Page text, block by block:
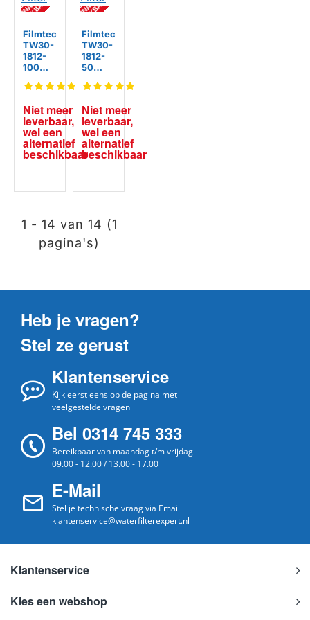
TM
RB
A
N
TIE
F
AR
Niet meer
leverbaar,
wel een
alternatief
beschikbaar
Filmtec
TW30-
1812-
100
aan
TM
RB
A
N
TIE
F
AR
Niet meer
leverbaar,
wel een
alternatief
beschikbaar
Filmtec
TW30-
1812-
50
aan
1 - 14 van 14 (1
pagina's)
Heb je vragen?
Stel ze gerust
Klantenservice
Kijk eerst eens op de pagina met
veelgestelde vragen
Bel 0314 745 333
Bereikbaar van maandag t/m vrijdag
09.00 - 12.00 / 13.00 - 17.00
E-Mail
Stel je technische vraag via Email
klantenservice@waterfilterexpert.nl
Klantenservice
Kies een webshop